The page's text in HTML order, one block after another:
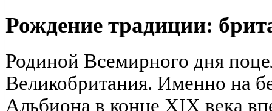
Рождение традиции:
Родиной Всемирного дня
Великобритания. Именно на
Альбиона в конце XIX века